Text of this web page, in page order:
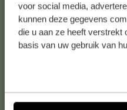
voor social media,
kunnen deze gegevens
die u aan ze heeft verstrekt
basis van uw gebruik van